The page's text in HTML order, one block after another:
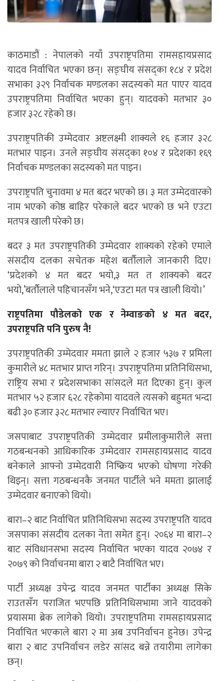
काठमाडौं : नेपालको नयाँ उपराष्ट्रपतिमा रामसहायप्रसाद
यादव निर्वाचित भएका छन्। सङ्घीय संसद्का १८४ र प्रदेश
सभाका ३२९ निर्वाचक मण्डलका सदस्यको मत पाएर यादव
उपराष्ट्रपतिमा निर्वाचित भएका हुन्। यादवको मतभार ३०
हजार ३२८ रहेको छ।
उपराष्ट्रपतिकी उम्मेदवार अष्टलक्ष्मी शाक्यले १६ हजार ३२८
मतभार पाइन। उनले सङ्घीय संसद्का १०४ र प्रदेशका १६९
निर्वाचक मण्डलका सदस्यको मत पाइन।
उपराष्ट्रपति चुनावमा ४ मत बदर भएको छ। ३ मत उम्मेदवारको
नाम भएको कोष्ठ बाहिर परेकाले बदर भएको छ भने एउटा
मतपत्र खाली परेको छ।
बदर ३ मत उपराष्ट्रपतिकी उम्मेदवार शाक्यको रहेको एमाले
संसदीय दलका सचेतक महेश बर्तौलाले जानकारी दिए।
‘प्रदेशको ४ मत बदर भयो,३ मत त शाक्यको बदर
भयो,’बर्तौलाले पहिचानसँग भने,‘एउटा मत पत्र खाली थियो।’
राष्ट्रपतिमा पौडेलको एक र नेम्वाङको ४ मत बदर,
उपराष्ट्रपति पनि पुरुष नै!
उपराष्ट्रपतिकी उम्मेदवार ममता झाले २ हजार ५३७ र प्रमिला
कुमारीले ४८ मतभार प्राप्त गरिन्। उपराष्ट्रपतिमा प्रतिनिधिसभा,
राष्ट्रिय सभा र प्रदेशसभाका सांसदले मत दिएका हुन्। कुल
मतभार ५२ हजार ६२८ रहेकोमा यादवले त्यसको बहुमत भन्दा
बढी ३० हजार ३२८ मतभार ल्याएर निर्वाचित भए।
जसपाबाट उपराष्ट्रपतिकी उम्मेदवार प्रमीलाकुमारीले सत्ता
गठबन्धनको आधिकारिक उम्मेदवार रामसहायप्रसाद यादव
बनेकाले आफ्नो उम्मेदवारी निष्क्रिय भएको घोषणा गरेकी
थिइन्। सत्ता गठबन्धनकै जनमत पार्टीले भने ममता झालाई
उम्मेदवार बनाएको थियो।
बारा–२ बाट निर्वाचित प्रतिनिधिसभा सदस्य उपराष्ट्रपति यादव
जसपाका संसदीय दलका नेता समेत हुन्। २०६४ मा बारा–२
बाट संविधानसभा सदस्य निर्वाचित भएका यादव २०७४ र
२०७९ को निर्वाचनमा बारा २ बाटै निर्वाचित भए।
पार्टी अध्यक्ष उपेन्द्र यादव जनमत पार्टीका अध्यक्ष सिके
राउतसँग पराजित भएपछि प्रतिनिधिसभामा जाने यादवको
प्रयासमा ब्रेक लागेको थियो। उपराष्ट्रपतिमा रामसहायप्रसाद
निर्वाचित भएकाले बारा २ मा अब उपनिर्वाचन हुनेछ। उपेन्द्र
बारा २ बाट उपनिर्वाचन लडेर सांसद बन्ने तयारीमा लागेका
छन्।